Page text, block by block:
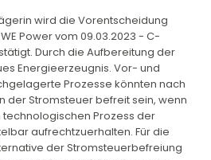
wird die Vorentscheidung
Power vom 09.03.2023 - C-
Durch die Aufbereitung der
Energieerzeugnis. Vor- und
Prozesse könnten nach
der Stromsteuer befreit sein, wenn
Prozess der
aufrechtzuerhalten. Für die
der Stromsteuerbefreiung